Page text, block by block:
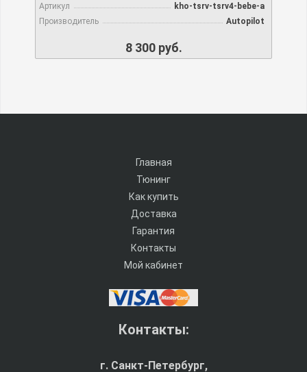
Артикул
kho-tsrv-tsrv4-bebe-a
Производитель
Autopilot
8 300 руб.
Главная
Тюнинг
Как купить
Доставка
Гарантия
Контакты
Мой кабинет
Контакты:
г. Санкт-Петербург,